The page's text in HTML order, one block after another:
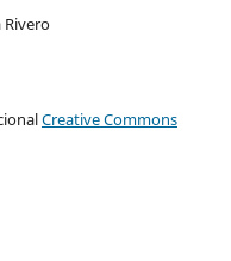
Rivero
Creative Commons